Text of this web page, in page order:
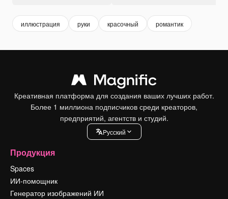
иллюстрация руки красочный романтик
Креативная платформа для создания ваших лучших работ.
Более 1 миллиона подписчиков среди креаторов,
предприятий, агентств и студий.
Pусский
Продукция
Spaces
ИИ-помощник
Генератор изображений ИИ